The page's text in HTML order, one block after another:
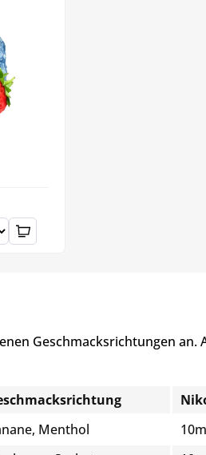
Geschmacksrichtungen an.
Menthol